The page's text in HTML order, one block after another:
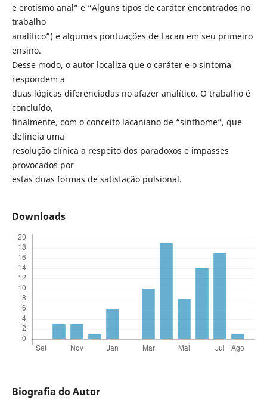
e erotismo anal” e “Alguns tipos de caráter encontrados no
trabalho
analítico”) e algumas pontuações de Lacan em seu primeiro
ensino.
Desse modo, o autor localiza que o caráter e o sintoma
respondem a
duas lógicas diferenciadas no afazer analítico. O trabalho é
concluído,
finalmente, com o conceito lacaniano de “sinthome”, que
delineia uma
resolução clínica a respeito dos paradoxos e impasses
provocados por
estas duas formas de satisfação pulsional.
Downloads
Biografia do Autor